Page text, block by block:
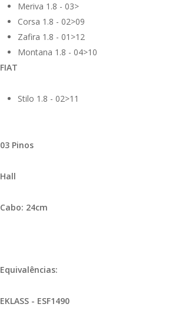
Meriva 1.8 - 03>
Corsa 1.8 - 02>09
Zafira 1.8 - 01>12
Montana 1.8 - 04>10
FIAT
Stilo 1.8 - 02>11
03 Pinos
Hall
Cabo: 24cm
Equivalências:
EKLASS - ESF1490